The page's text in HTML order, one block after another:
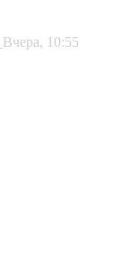
Вчера, 10:55